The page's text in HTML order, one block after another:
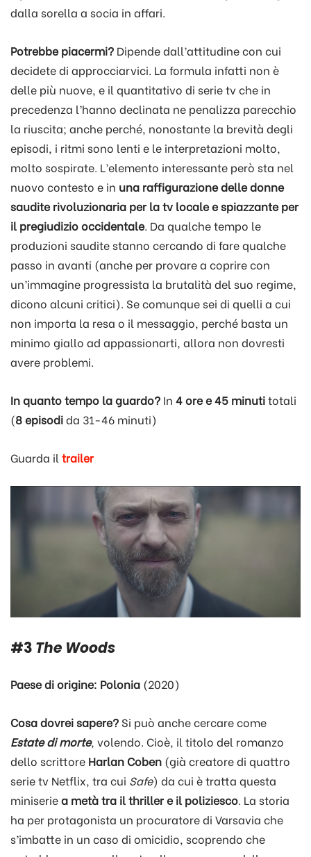
dalla sorella a socia in affari.
Potrebbe piacermi? Dipende dall’attitudine con cui
decidete di approcciarvici. La formula infatti non è
delle più nuove, e il quantitativo di serie tv che in
precedenza l’hanno declinata ne penalizza parecchio
la riuscita; anche perché, nonostante la brevità degli
episodi, i ritmi sono lenti e le interpretazioni molto,
molto sospirate. L’elemento interessante però sta nel
nuovo contesto e in una raffigurazione delle donne
saudite rivoluzionaria per la tv locale e spiazzante per
il pregiudizio occidentale. Da qualche tempo le
produzioni saudite stanno cercando di fare qualche
passo in avanti (anche per provare a coprire con
un’immagine progressista la brutalità del suo regime,
dicono alcuni critici). Se comunque sei di quelli a cui
non importa la resa o il messaggio, perché basta un
minimo giallo ad appassionarti, allora non dovresti
avere problemi.
In quanto tempo la guardo? In 4 ore e 45 minutitotali
(8 episodida 31-46 minuti)
Guarda il trailer
#3 The Woods
Paese di origine: Polonia (2020)
Cosa dovrei sapere? Si può anche cercare come
Estate di morte, volendo. Cioè, il titolo del romanzo
dello scrittore Harlan Coben (già creatore di quattro
serie tv Netflix, tra cui Safe) da cui è tratta questa
miniseriea metà tra il thriller e il poliziesco. La storia
ha per protagonista un procuratore di Varsavia che
s’imbatte in un caso di omicidio, scoprendo che